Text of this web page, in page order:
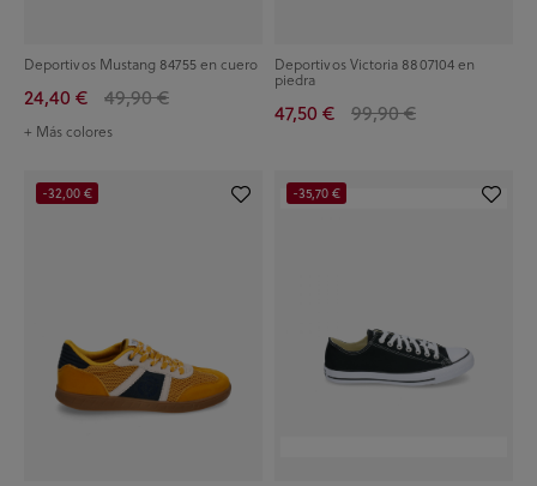
Deportivos Mustang 84755 en cuero
24,40 € 49,90 €
+ Más colores
Deportivos Victoria 8807104 en
piedra
47,50 € 99,90 €
-32,00 € -35,70 €